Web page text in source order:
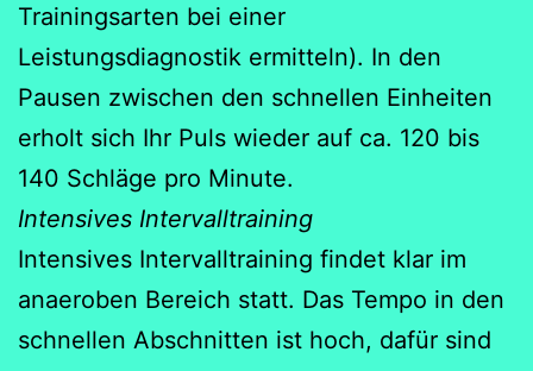
Trainingsarten bei einer
Leistungsdiagnostik ermitteln). In den
Pausen zwischen den schnellen Einheiten
erholt sich Ihr Puls wieder auf ca. 120 bis
140 Schläge pro Minute.
Intensives Intervalltraining
Intensives Intervalltraining findet klar im
anaeroben Bereich statt. Das Tempo in den
schnellen Abschnitten ist hoch, dafür sind